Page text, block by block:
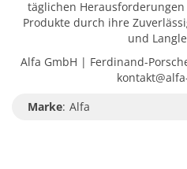
täglichen
Produkte durch ihre
und
Alfa GmbH | Ferdinand-
Marke: Alfa